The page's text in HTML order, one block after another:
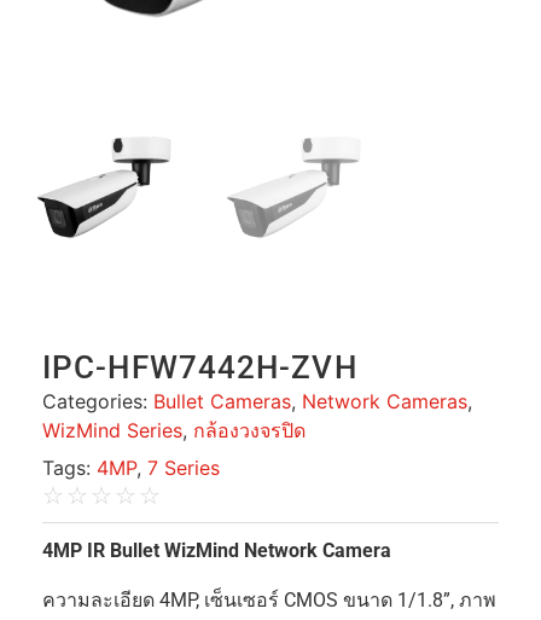
IPC-HFW7442H-ZVH
Categories: Bullet Cameras, Network Cameras,
WizMind Series, กล้องวงจรปิด
Tags: 4MP, 7 Series
☆ ☆ ☆ ☆ ☆
4MP IR Bullet WizMind Network Camera
ความละเอียด 4MP, เซ็นเซอร์ CMOS ขนาด 1/1.8”, ภาพ